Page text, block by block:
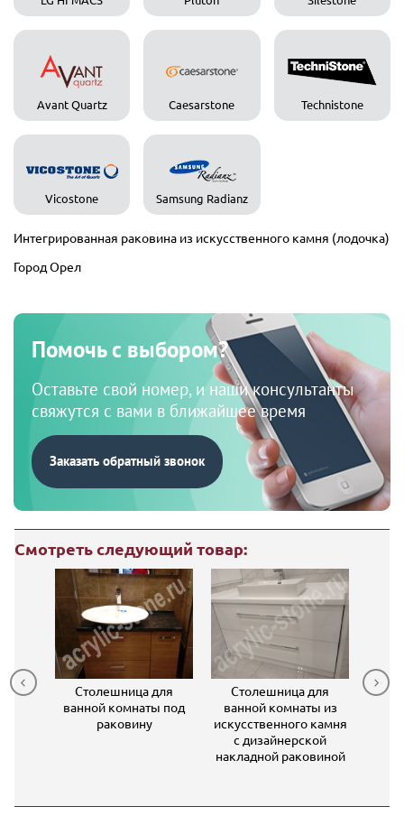
Avant Quartz Caesarstone Technistone
Vicostone Samsung Radianz
Интегрированная раковина из искусственного камня (лодочка)
Город Орел
Помочь с выбором?
Оставьте свой номер, и наши консультанты
свяжутся с вами в ближайшее время
Заказать обратный звонок
Смотреть следующий товар:
Столешница для
ванной комнаты под
раковину
Столешница для
ванной комнаты из
искусственного камня
с дизайнерской
накладной раковиной